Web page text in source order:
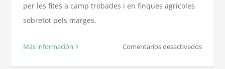
per les fites a camp trobades i en finques agrícoles
sobretot pels marges.
Más información Comentarios desactivadosen